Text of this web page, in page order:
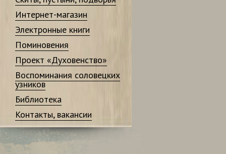
Интернет-магазин
Электронные книги
Поминовения
Проект «Духовенство»
Воспоминания соловецких
узников
Библиотека
Контакты, вакансии